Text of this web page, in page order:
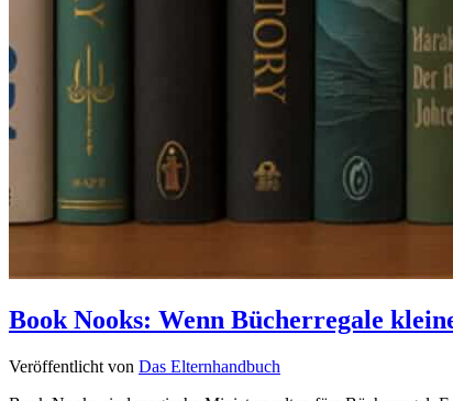
Book Nooks: Wenn Bücherregale
Veröffentlicht von Das Elternhandbuch